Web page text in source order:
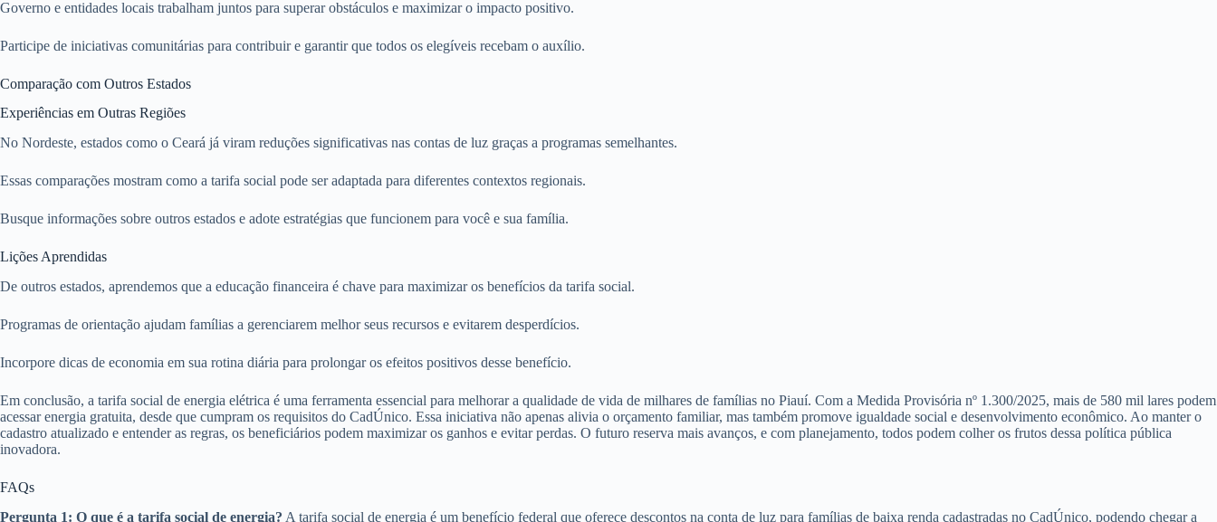
Governo e entidades locais trabalham juntos para superar obstáculos e maximizar o impacto positivo.
Participe de iniciativas comunitárias para contribuir e garantir que todos os elegíveis recebam o auxílio.
Comparação com Outros Estados
Experiências em Outras Regiões
No Nordeste, estados como o Ceará já viram reduções significativas nas contas de luz graças a programas semelhantes.
Essas comparações mostram como a tarifa social pode ser adaptada para diferentes contextos regionais.
Busque informações sobre outros estados e adote estratégias que funcionem para você e sua família.
Lições Aprendidas
De outros estados, aprendemos que a educação financeira é chave para maximizar os benefícios da tarifa social.
Programas de orientação ajudam famílias a gerenciarem melhor seus recursos e evitarem desperdícios.
Incorpore dicas de economia em sua rotina diária para prolongar os efeitos positivos desse benefício.
Em conclusão, a tarifa social de energia elétrica é uma ferramenta essencial para melhorar a qualidade de vida de milhares de famílias no Piauí. Com a Medida Provisória nº 1.300/2025, mais de 580 mil lares podem
acessar energia gratuita, desde que cumpram os requisitos do CadÚnico. Essa iniciativa não apenas alivia o orçamento familiar, mas também promove igualdade social e desenvolvimento econômico. Ao manter o
cadastro atualizado e entender as regras, os beneficiários podem maximizar os ganhos e evitar perdas. O futuro reserva mais avanços, e com planejamento, todos podem colher os frutos dessa política pública
inovadora.
FAQs
Pergunta 1: O que é a tarifa social de energia? A tarifa social de energia é um benefício federal que oferece descontos na conta de luz para famílias de baixa renda cadastradas no CadÚnico, podendo chegar a